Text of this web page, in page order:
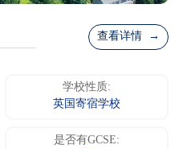
查看详情 →
学校性质:
英国寄宿学校
是否有GCSE: